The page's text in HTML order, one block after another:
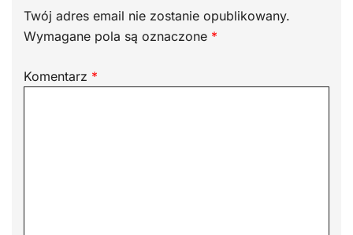
Twój adres email nie zostanie opublikowany.
Wymagane pola są oznaczone *
Komentarz *